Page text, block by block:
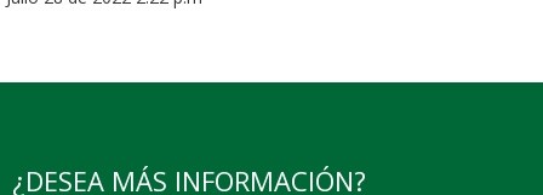
¿DESEA MÁS INFORMACIÓN?